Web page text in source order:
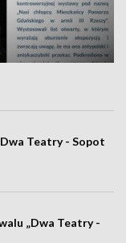
Teatry - Sopot
„Dwa Teatry -